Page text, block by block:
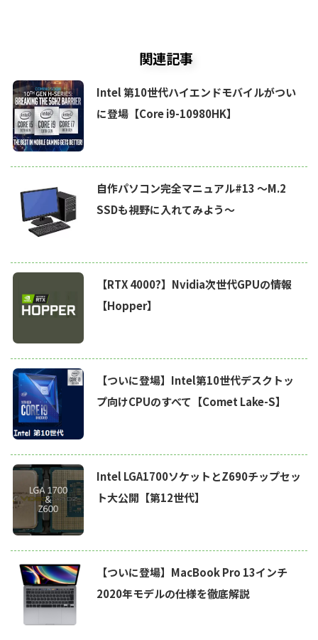
関連記事
Intel 第10世代ハイエンドモバイルがつい
に登場【Core i9-10980HK】
自作パソコン完全マニュアル#13 〜M.2
SSDも視野に入れてみよう～
【RTX 4000?】Nvidia次世代GPUの情報
【Hopper】
【ついに登場】Intel第10世代デスクトッ
プ向けCPUのすべて【Comet Lake-S】
Intel LGA1700ソケットとZ690チップセッ
ト大公開【第12世代】
【ついに登場】MacBook Pro 13インチ
2020年モデルの仕様を徹底解説